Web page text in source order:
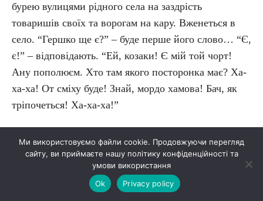
бурею вулицями рідного села на заздрість
товаришів своїх та ворогам на кару. Вженеться в
село. “Гершко ще є?” – буде перше його слово… “Є,
є!” – відповідають. “Ей, козаки! Є мій той чорт!
Ану пополюєм. Хто там якого посторонка має? Ха-
ха-ха! От сміху буде! Знай, мордо хамова! Бач, як
тріпочеться! Ха-ха-ха!”
– Хто б міг подумати. І це Пилип? – шепочуться
дівки. – Оксентів? Оте шмаркате? Господи! Отже
дивись, якого вигнало, ну-ну… У танець би з
ним… Пилип собі шапку збив на бік, прикурнув,
Ми використовуємо файли cookie. Продовжуючи перегляд
сайту, ви приймаєте нашу політику конфіденційності та
умови використання
Ok
Privacy policy